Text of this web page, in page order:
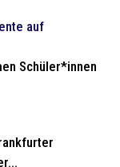
auf
Schüler*innen